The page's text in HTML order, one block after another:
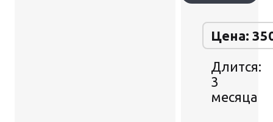
Цена:
Длится:
3
месяца